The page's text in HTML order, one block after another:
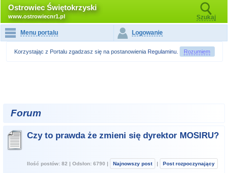
Ostrowiec Świętokrzyski
www.ostrowiecnr1.pl Szukaj
Menu portalu Logowanie
Korzystając z Portalu zgadzasz się na postanowienia Regulaminu Rozumiem
Forum
Czy to prawda że zmieni się dyrektor MOSIRU?
Ilość postów: 82 | Odsłon: 6790 | Najnowszy post | Post rozpoczynający